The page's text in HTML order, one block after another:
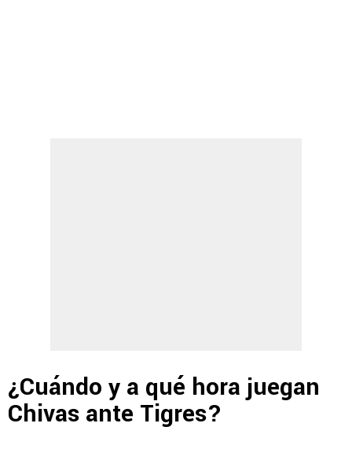
¿Cuándo y a qué hora juegan
Chivas ante Tigres?